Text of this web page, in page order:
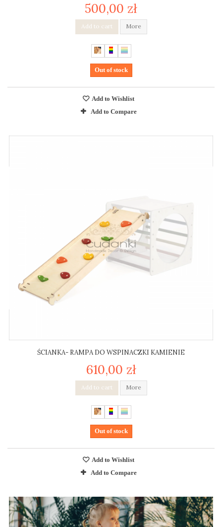
500,00 zł
Add to cart More
Out of stock
Add to Wishlist
Add to Compare
ŚCIANKA- RAMPA DO WSPINACZKI KAMIENIE
610,00 zł
Add to cart More
Out of stock
Add to Wishlist
Add to Compare